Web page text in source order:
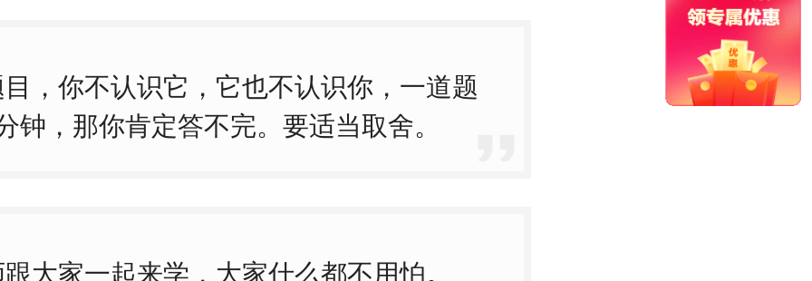
，你不认识它，它也不认识你，一道题
钟，那你肯定答不完。要适当取舍。
大家一起来学，大家什么都不用怕。
首页